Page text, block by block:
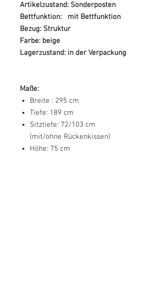
Artikelzustand: Sonderposten
Bettfunktion: mit Bettfunktion
Bezug: Struktur
Farbe: beige
Lagerzustand: in der Verpackung
Maße:
Breite : 295 cm
Tiefe: 189 cm
Sitztiefe: 72/103 cm
(mit/ohne Rückenkissen)
Höhe: 75 cm